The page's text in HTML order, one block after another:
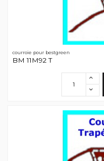
courroie pour bestgreen
BM 11M92 T